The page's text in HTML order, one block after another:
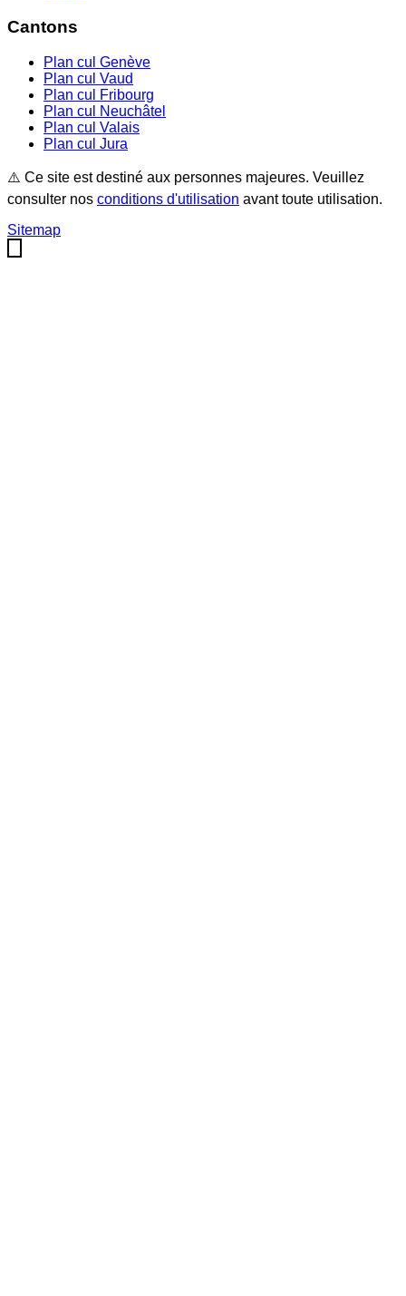
Cantons
Plan cul Genève
Plan cul Vaud
Plan cul
Fribourg
Plan cul
Neuchâtel
Plan cul Valais
Plan cul Jura
⚠️ Ce site est destiné aux personnes majeures. Veuillez
consulter nos conditions d'utilisation avant toute utilisation.
Sitemap